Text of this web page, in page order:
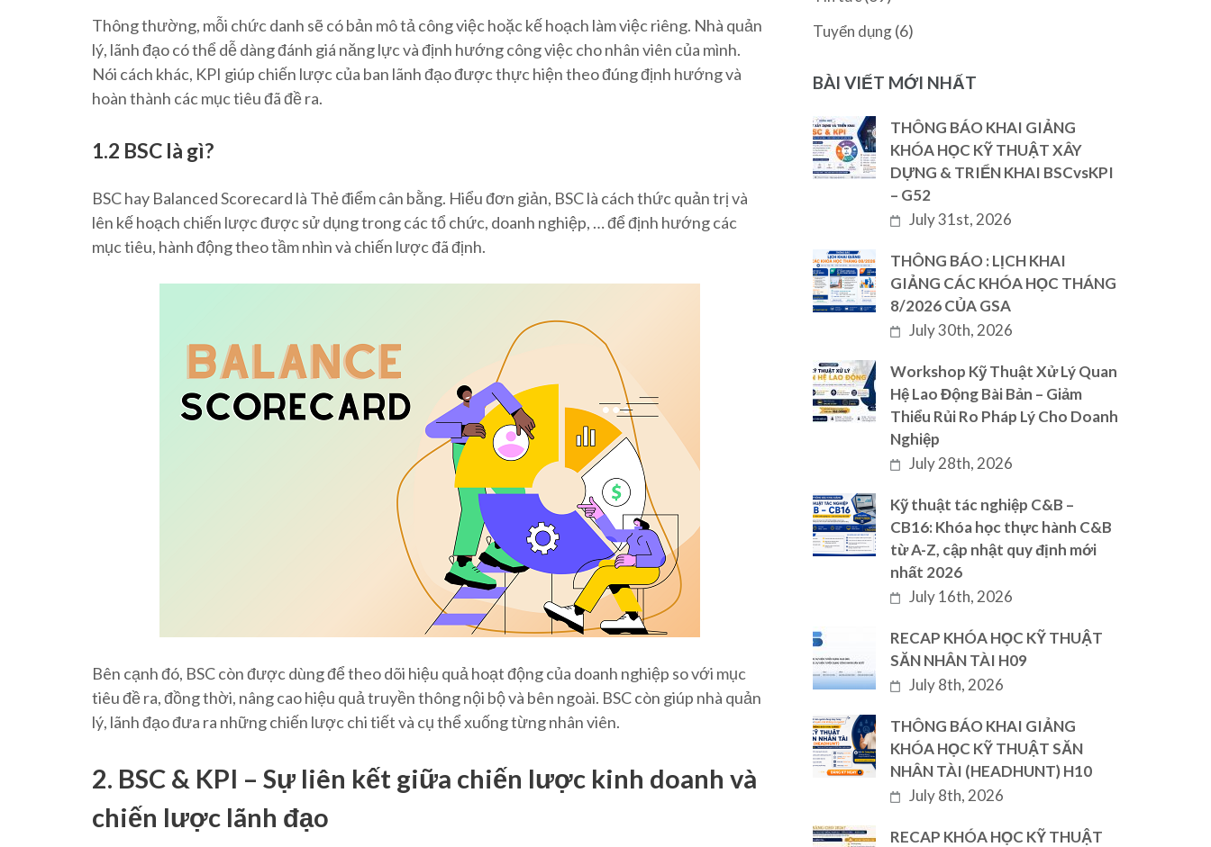
Thông thường, mỗi chức danh sẽ có bản mô tả công việc hoặc kế hoạch làm việc riêng. Nhà quản
lý, lãnh đạo có thể dễ dàng đánh giá năng lực và định hướng công việc cho nhân viên của mình.
Nói cách khác, KPI giúp chiến lược của ban lãnh đạo được thực hiện theo đúng định hướng và
hoàn thành các mục tiêu đã đề ra.
1.2 BSC là gì?
BSC hay Balanced Scorecard là Thẻ điểm cân bằng. Hiểu đơn giản, BSC là cách thức quản trị và
lên kế hoạch chiến lược được sử dụng trong các tổ chức, doanh nghiệp, … để định hướng các
mục tiêu, hành động theo tầm nhìn và chiến lược đã định.
Bên cạnh đó, BSC còn được dùng để theo dõi hiệu quả hoạt động của doanh nghiệp so với mục
tiêu đề ra, đồng thời, nâng cao hiệu quả truyền thông nội bộ và bên ngoài. BSC còn giúp nhà quản
lý, lãnh đạo đưa ra những chiến lược chi tiết và cụ thể xuống từng nhân viên.
2. BSC & KPI – Sự liên kết giữa chiến lược kinh doanh và
chiến lược lãnh đạo
Tuyển dụng(6)
BÀI VIẾT MỚI NHẤT
THÔNG BÁO KHAI GIẢNG
KHÓA HỌC KỸ THUẬT XÂY
DỰNG & TRIỂN KHAI BSCvsKPI
– G52
July 31st, 2026
THÔNG BÁO : LỊCH KHAI
GIẢNG CÁC KHÓA HỌC THÁNG
8/2026 CỦA GSA
July 30th, 2026
Workshop Kỹ Thuật Xử Lý Quan
Hệ Lao Động Bài Bản – Giảm
Thiểu Rủi Ro Pháp Lý Cho Doanh
Nghiệp
July 28th, 2026
Kỹ thuật tác nghiệp C&B –
CB16: Khóa học thực hành C&B
từ A-Z, cập nhật quy định mới
nhất 2026
July 16th, 2026
RECAP KHÓA HỌC KỸ THUẬT
SĂN NHÂN TÀI H09
July 8th, 2026
THÔNG BÁO KHAI GIẢNG
KHÓA HỌC KỸ THUẬT SĂN
NHÂN TÀI (HEADHUNT) H10
July 8th, 2026
RECAP KHÓA HỌC KỸ THUẬT